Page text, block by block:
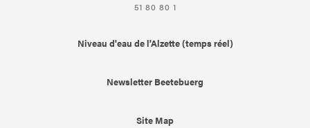
51 80 80 1
Niveau d'eau de l'Alzette (temps réel)
Newsletter Beetebuerg
Site Map